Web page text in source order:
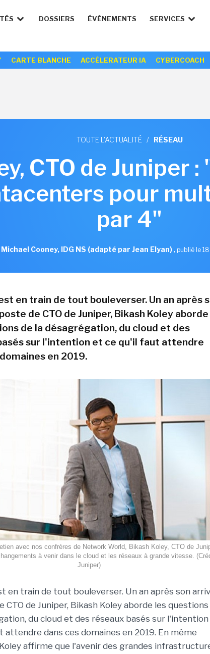
DOSSIERS ÉVÉNEMENTS SERVICES
CARTE BLANCHE ACCÉLERATEUR IA CYBERCOACH
TOUTE L'ACTUALITÉ / RÉSEAU
CTO de Juniper
pour
par 4"
Michael Cooney, IDG NS (adapté par Jean Elyan), publié le
en train de tout bouleverser. Un an après
de CTO de Juniper, Bikash Koley aborde
de la désagrégation, du cloud et des
sur l'intention et ce qu'il faut attendre
en 2019.
avec nos confrères de Network World, Bikash Koley, CTO de
à venir dans le cloud et les réseaux à grande vitesse.
Juniper)
en train de tout bouleverser. Un an après son
CTO de Juniper, Bikash Koley aborde les questions
du cloud et des réseaux basés sur
attendre dans ces domaines en 2019. En même
affirme que l'avenir des grandes